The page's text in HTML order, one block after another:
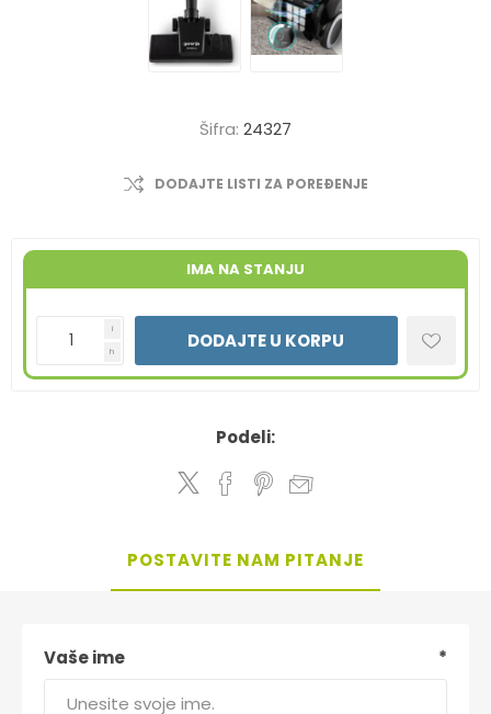
Šifra: 24327
DODAJTE LISTI ZA POREĐENJE
IMA NA STANJU
i
h DODAJTE U KORPU
Podeli:
POSTAVITE NAM PITANJE
Vaše ime *